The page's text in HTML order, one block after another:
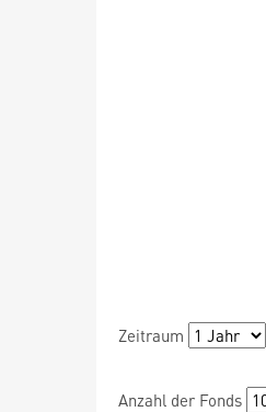
Zeitraum
Anzahl der Fonds